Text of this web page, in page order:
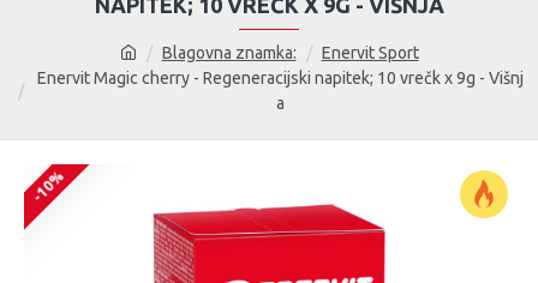
Blagovna znamka:
Enervit Sport
Enervit Magic cherry - Regeneracijski napitek; 10 vrečk x 9g - Višnj
a
NAPITEK; 10 VREČK X 9G - VIŠNJA
-10%